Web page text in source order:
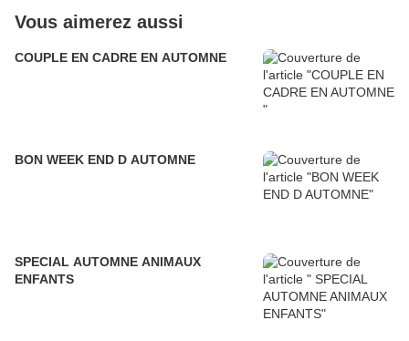
Vous aimerez aussi
COUPLE EN CADRE EN AUTOMNE
BON WEEK END D AUTOMNE
SPECIAL AUTOMNE ANIMAUX
ENFANTS